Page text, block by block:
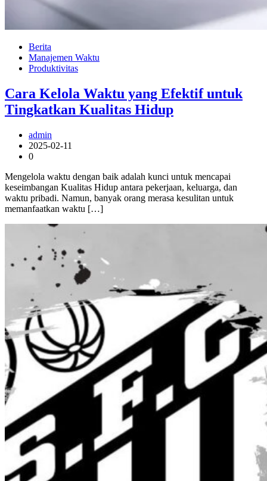
Berita
Manajemen Waktu
Produktivitas
Cara Kelola Waktu yang Efektif untuk
Tingkatkan Kualitas Hidup
admin
2025-02-11
0
Mengelola waktu dengan baik adalah kunci untuk mencapai
keseimbangan Kualitas Hidup antara pekerjaan, keluarga, dan
waktu pribadi. Namun, banyak orang merasa kesulitan untuk
memanfaatkan waktu […]